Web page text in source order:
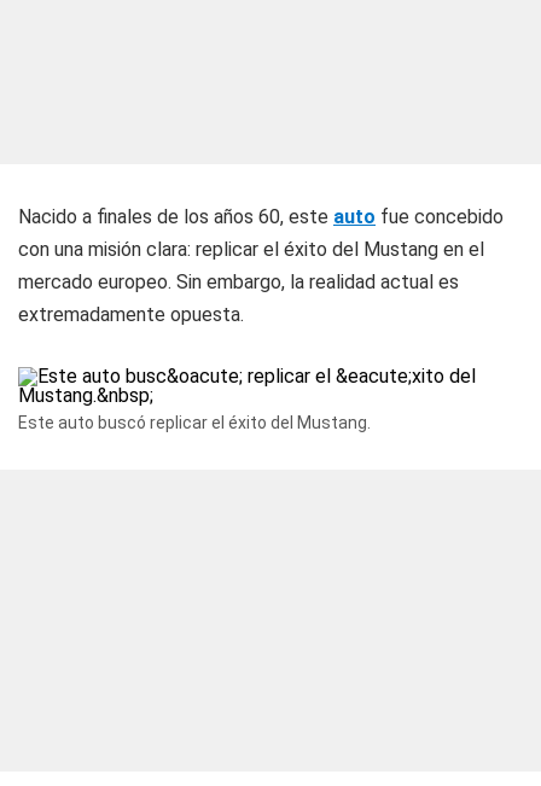
Nacido a finales de los años 60, este auto fue concebido
con una misión clara: replicar el éxito del Mustang en el
mercado europeo. Sin embargo, la realidad actual es
extremadamente opuesta.
Este auto buscó replicar el éxito del Mustang.